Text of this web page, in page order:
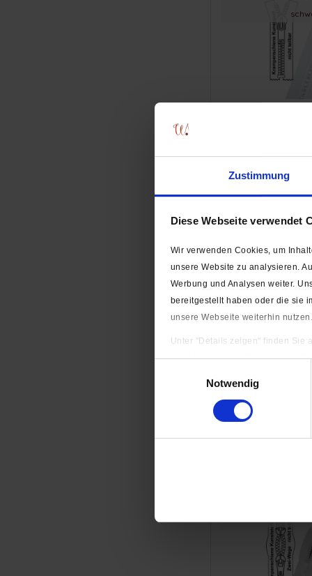
Zustimmung
Diese Webseite verwendet
Wir verwenden Cookies, um
unsere Website zu analysieren.
Werbung und Analysen weiter.
bereitgestellt haben oder die sie
unsere Webseite weiterhin nutzen.
Unter "Details zeigen" finden Sie
(zur Nutzung der Webseite
Impressum|
Notwendig
5 mm -
ab
6 mm -